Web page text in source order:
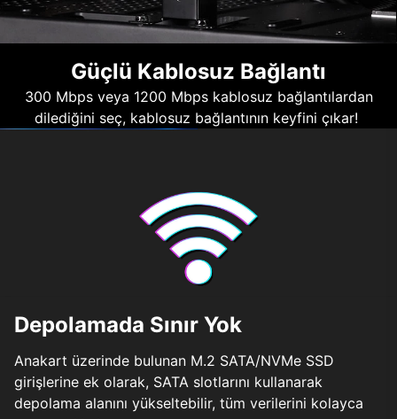
Güçlü Kablosuz Bağlantı
300 Mbps veya 1200 Mbps kablosuz bağlantılardan
dilediğini seç, kablosuz bağlantının keyfini çıkar!
Depolamada Sınır Yok
Anakart üzerinde bulunan M.2 SATA/NVMe SSD
girişlerine ek olarak, SATA slotlarını kullanarak
depolama alanını yükseltebilir, tüm verilerini kolayca